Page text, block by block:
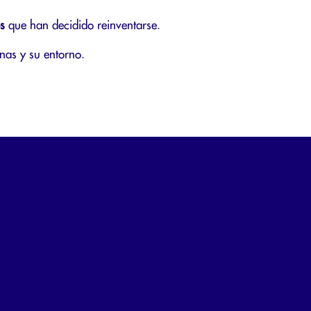
que han decidido reinventarse.
y su entorno.